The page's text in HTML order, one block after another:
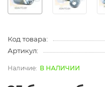
Код товара:
Артикул:
В НАЛИЧИИ